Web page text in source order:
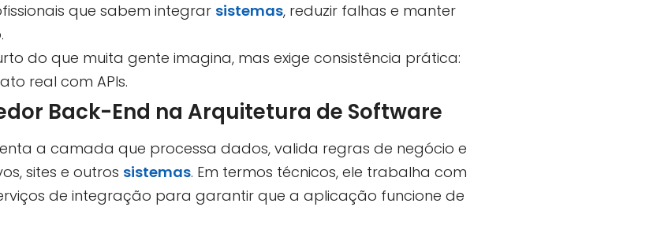
que sabem integrar sistemas, reduzir falhas e manter
do que muita gente imagina, mas exige consistência prática:
real com APIs.
Back-End na Arquitetura de Software
a camada que processa dados, valida regras de negócio e
sites e outros sistemas. Em termos técnicos, ele trabalha com
de integração para garantir que a aplicação funcione de